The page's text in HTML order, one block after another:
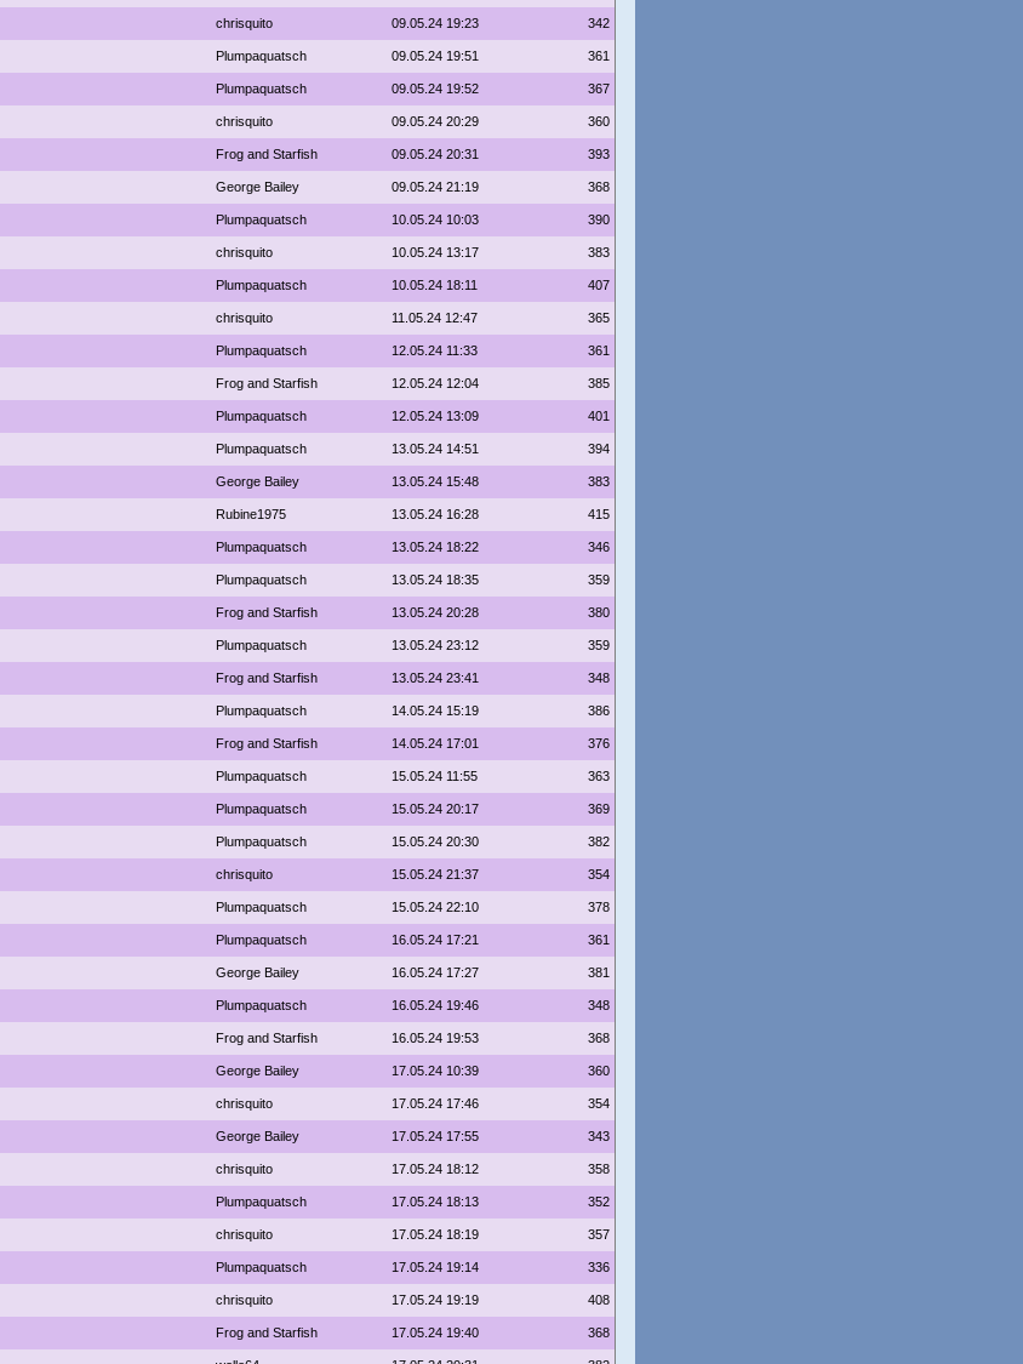
chrisquito 09.05.24 19:23 342
Plumpaquatsch 09.05.24 19:51 361
Plumpaquatsch 09.05.24 19:52 367
chrisquito 09.05.24 20:29 360
Frog and Starfish 09.05.24 20:31 393
George Bailey 09.05.24 21:19 368
Plumpaquatsch 10.05.24 10:03 390
chrisquito 10.05.24 13:17 383
Plumpaquatsch 10.05.24 18:11 407
chrisquito 11.05.24 12:47 365
Plumpaquatsch 12.05.24 11:33 361
Frog and Starfish 12.05.24 12:04 385
Plumpaquatsch 12.05.24 13:09 401
Plumpaquatsch 13.05.24 14:51 394
George Bailey 13.05.24 15:48 383
Rubine1975 13.05.24 16:28 415
Plumpaquatsch 13.05.24 18:22 346
Plumpaquatsch 13.05.24 18:35 359
Frog and Starfish 13.05.24 20:28 380
Plumpaquatsch 13.05.24 23:12 359
Frog and Starfish 13.05.24 23:41 348
Plumpaquatsch 14.05.24 15:19 386
Frog and Starfish 14.05.24 17:01 376
Plumpaquatsch 15.05.24 11:55 363
Plumpaquatsch 15.05.24 20:17 369
Plumpaquatsch 15.05.24 20:30 382
chrisquito 15.05.24 21:37 354
Plumpaquatsch 15.05.24 22:10 378
Plumpaquatsch 16.05.24 17:21 361
George Bailey 16.05.24 17:27 381
Plumpaquatsch 16.05.24 19:46 348
Frog and Starfish 16.05.24 19:53 368
George Bailey 17.05.24 10:39 360
chrisquito 17.05.24 17:46 354
George Bailey 17.05.24 17:55 343
chrisquito 17.05.24 18:12 358
Plumpaquatsch 17.05.24 18:13 352
chrisquito 17.05.24 18:19 357
Plumpaquatsch 17.05.24 19:14 336
chrisquito 17.05.24 19:19 408
Frog and Starfish 17.05.24 19:40 368